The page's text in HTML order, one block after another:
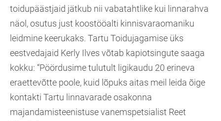
toidupäästjaid jätkub nii vabatahtlike kui linnarahva
näol, osutus just koostööalti kinnisvaraomaniku
leidmine keerukaks. Tartu Toidujagamise üks
eestvedajaid Kerly Ilves võtab kapiotsingute saaga
kokku: “Pöördusime tulutult ligikaudu 20 erineva
eraettevõtte poole, kuid lõpuks aitas meil leida õige
kontakti Tartu linnavarade osakonna
majandamisteenistuse vanemspetsialist Reet